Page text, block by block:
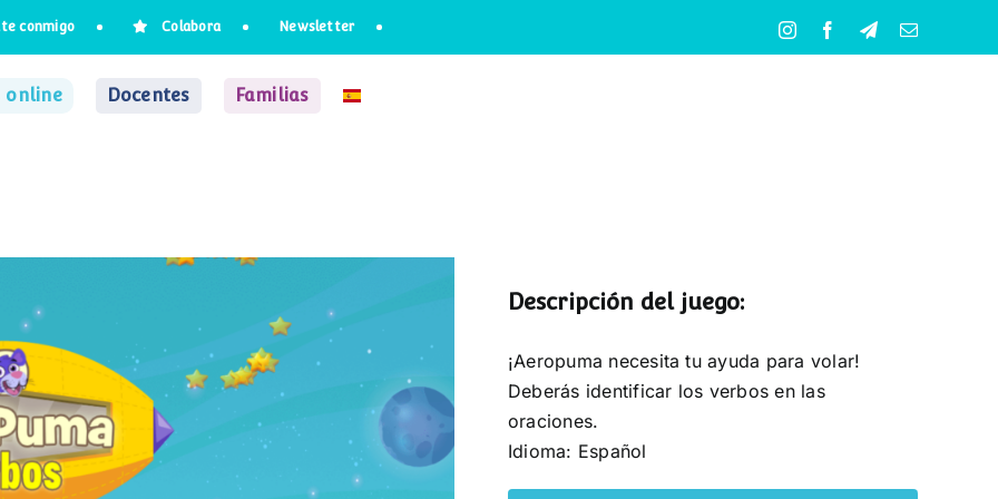
conmigo Colabora Newsletter InstagramFacebookTelegramCorreo
online Docentes Familias
Descripción del juego:
¡Aeropuma necesita tu ayuda para volar!
Deberás identificar los verbos en las
oraciones.
Idioma: Español